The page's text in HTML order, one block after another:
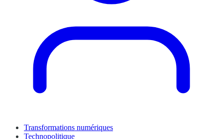
Transformations numériques
Technopolitique